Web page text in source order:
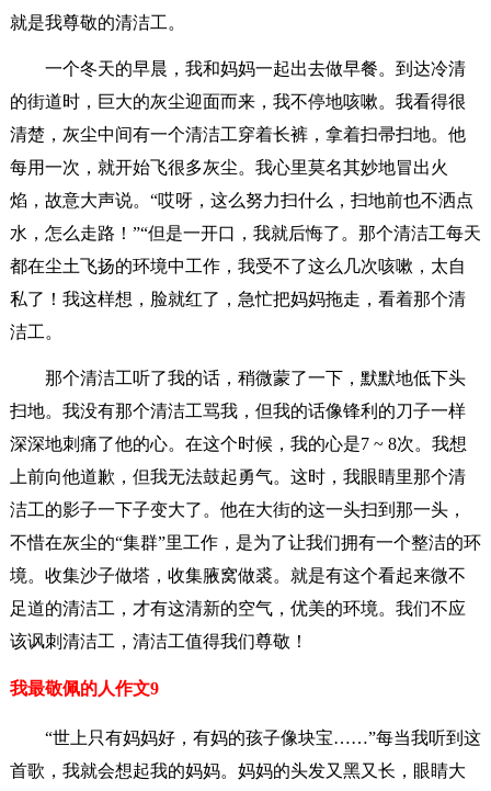
就是我尊敬的清洁工。
一个冬天的早晨，我和妈妈一起出去做早餐。到达冷清
的街道时，巨大的灰尘迎面而来，我不停地咳嗽。我看得很
清楚，灰尘中间有一个清洁工穿着长裤，拿着扫帚扫地。他
每用一次，就开始飞很多灰尘。我心里莫名其妙地冒出火
焰，故意大声说。“哎呀，这么努力扫什么，扫地前也不洒点
水，怎么走路！”“但是一开口，我就后悔了。那个清洁工每天
都在尘土飞扬的环境中工作，我受不了这么几次咳嗽，太自
私了！我这样想，脸就红了，急忙把妈妈拖走，看着那个清
洁工。
那个清洁工听了我的话，稍微蒙了一下，默默地低下头
扫地。我没有那个清洁工骂我，但我的话像锋利的刀子一样
深深地刺痛了他的心。在这个时候，我的心是7 ~ 8次。我想
上前向他道歉，但我无法鼓起勇气。这时，我眼睛里那个清
洁工的影子一下子变大了。他在大街的这一头扫到那一头，
不惜在灰尘的“集群”里工作，是为了让我们拥有一个整洁的环
境。收集沙子做塔，收集腋窝做裘。就是有这个看起来微不
足道的清洁工，才有这清新的空气，优美的环境。我们不应
该讽刺清洁工，清洁工值得我们尊敬！
我最敬佩的人作文9
“世上只有妈妈好，有妈的孩子像块宝……”每当我听到这
首歌，我就会想起我的妈妈。妈妈的头发又黑又长，眼睛大